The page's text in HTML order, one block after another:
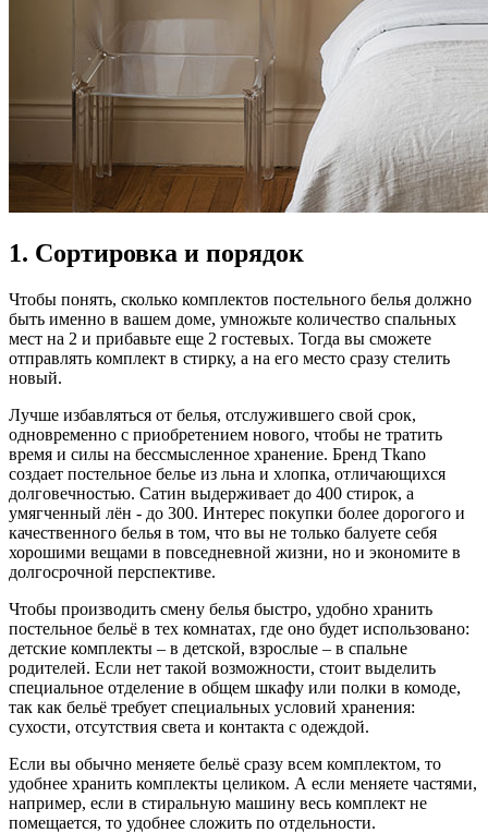
1. Сортировка и порядок
Чтобы понять, сколько комплектов постельного белья должно
быть именно в вашем доме, умножьте количество спальных
мест на 2 и прибавьте еще 2 гостевых. Тогда вы сможете
отправлять комплект в стирку, а на его место сразу стелить
новый.
Лучше избавляться от белья, отслужившего свой срок,
одновременно с приобретением нового, чтобы не тратить
время и силы на бессмысленное хранение. Бренд Tkano
создает постельное белье из льна и хлопка, отличающихся
долговечностью. Сатин выдерживает до 400 стирок, а
умягченный лён - до 300. Интерес покупки более дорогого и
качественного белья в том, что вы не только балуете себя
хорошими вещами в повседневной жизни, но и экономите в
долгосрочной перспективе.
Чтобы производить смену белья быстро, удобно хранить
постельное бельё в тех комнатах, где оно будет использовано:
детские комплекты – в детской, взрослые – в спальне
родителей. Если нет такой возможности, стоит выделить
специальное отделение в общем шкафу или полки в комоде,
так как бельё требует специальных условий хранения:
сухости, отсутствия света и контакта с одеждой.
Если вы обычно меняете бельё сразу всем комплектом, то
удобнее хранить комплекты целиком. А если меняете частями,
например, если в стиральную машину весь комплект не
помещается, то удобнее сложить по отдельности.